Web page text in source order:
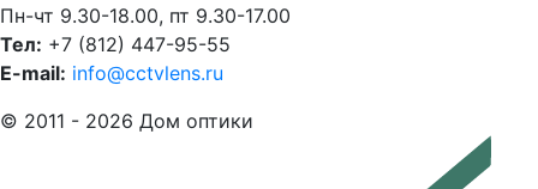
Пн-чт 9.30-18.00, пт 9.30-17.00
Тел: +7 (812) 447-95-55
E-mail: info@cctvlens.ru
© 2011 - 2026 Дом оптики